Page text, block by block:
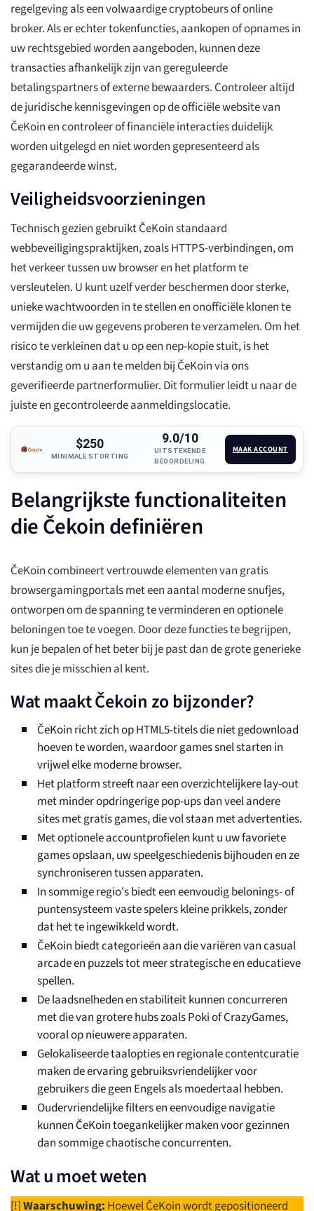
regelgeving als een volwaardige cryptobeurs of online
broker. Als er echter tokenfuncties, aankopen of opnames in
uw rechtsgebied worden aangeboden, kunnen deze
transacties afhankelijk zijn van gereguleerde
betalingspartners of externe bewaarders. Controleer altijd
de juridische kennisgevingen op de officiële website van
ČeKoin en controleer of financiële interacties duidelijk
worden uitgelegd en niet worden gepresenteerd als
gegarandeerde winst.
Veiligheidsvoorzieningen
Technisch gezien gebruikt ČeKoin standaard
webbeveiligingspraktijken, zoals HTTPS-verbindingen, om
het verkeer tussen uw browser en het platform te
versleutelen. U kunt uzelf verder beschermen door sterke,
unieke wachtwoorden in te stellen en onofficiële klonen te
vermijden die uw gegevens proberen te verzamelen. Om het
risico te verkleinen dat u op een nep-kopie stuit, is het
verstandig om u aan te melden bij ČeKoin via ons
geverifieerde partnerformulier. Dit formulier leidt u naar de
juiste en gecontroleerde aanmeldingslocatie.
$250
MINIMALE STORTING
9.0/10
UITSTEKENDE
BEOORDELING
MAAK ACCOUNT
Belangrijkste functionaliteiten
die Čekoin definiëren
ČeKoin combineert vertrouwde elementen van gratis
browsergamingportals met een aantal moderne snufjes,
ontworpen om de spanning te verminderen en optionele
beloningen toe te voegen. Door deze functies te begrijpen,
kun je bepalen of het beter bij je past dan de grote generieke
sites die je misschien al kent.
Wat maakt Čekoin zo bijzonder?
ČeKoin richt zich op HTML5-titels die niet gedownload
hoeven te worden, waardoor games snel starten in
vrijwel elke moderne browser.
Het platform streeft naar een overzichtelijkere lay-out
met minder opdringerige pop-ups dan veel andere
sites met gratis games, die vol staan met advertenties.
Met optionele accountprofielen kunt u uw favoriete
games opslaan, uw speelgeschiedenis bijhouden en ze
synchroniseren tussen apparaten.
In sommige regio's biedt een eenvoudig belonings- of
puntensysteem vaste spelers kleine prikkels, zonder
dat het te ingewikkeld wordt.
ČeKoin biedt categorieën aan die variëren van casual
arcade en puzzels tot meer strategische en educatieve
spellen.
De laadsnelheden en stabiliteit kunnen concurreren
met die van grotere hubs zoals Poki of CrazyGames,
vooral op nieuwere apparaten.
Gelokaliseerde taalopties en regionale contentcuratie
maken de ervaring gebruiksvriendelijker voor
gebruikers die geen Engels als moedertaal hebben.
Oudervriendelijke filters en eenvoudige navigatie
kunnen ČeKoin toegankelijker maken voor gezinnen
dan sommige chaotische concurrenten.
Wat u moet weten
[!]Waarschuwing: Hoewel ČeKoin wordt gepositioneerd